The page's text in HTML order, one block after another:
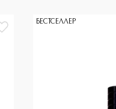
БЕСТСЕЛЛЕР